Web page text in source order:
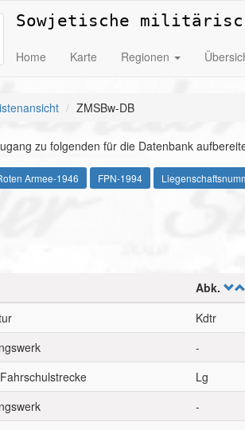
Sowjetische
Home Karte Regionen
ZMSBw-DB
zu folgenden für die Datenbank
Armee-1946 FPN-1994
Abk.
Kdtr
-
Lg
-